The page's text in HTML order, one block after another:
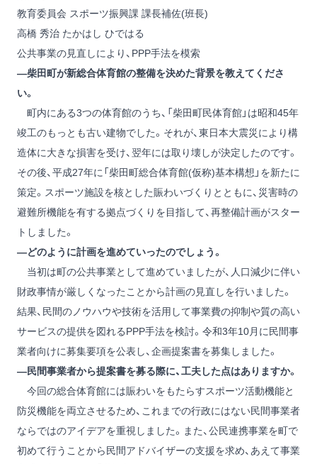
教育委員会 スポーツ振興課 課長補佐(班長)
高橋 秀治 たかはし ひではる
公共事業の見直しにより、PPP手法を模索
―柴田町が新総合体育館の整備を決めた背景を教えてくださ
い。
町内にある3つの体育館のうち、「柴田町民体育館」は昭和45年
竣工のもっとも古い建物でした。それが、東日本大震災により構
造体に大きな損害を受け、翌年には取り壊しが決定したのです。
その後、平成27年に「柴田町総合体育館(仮称)基本構想」を新たに
策定。スポーツ施設を核とした賑わいづくりとともに、災害時の
避難所機能を有する拠点づくりを目指して、再整備計画がスター
トしました。
―どのように計画を進めていったのでしょう。
当初は町の公共事業として進めていましたが、人口減少に伴い
財政事情が厳しくなったことから計画の見直しを行いました。
結果、民間のノウハウや技術を活用して事業費の抑制や質の高い
サービスの提供を図れるPPP手法を検討。令和3年10月に民間事
業者向けに募集要項を公表し、企画提案書を募集しました。
―民間事業者から提案書を募る際に、工夫した点はありますか。
今回の総合体育館には賑わいをもたらすスポーツ活動機能と
防災機能を両立させるため、これまでの行政にはない民間事業者
ならではのアイデアを重視しました。また、公民連携事業を町で
初めて行うことから民間アドバイザーの支援を求め、あえて事業